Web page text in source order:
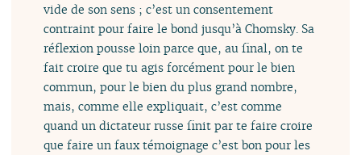
vide de son sens ; c’est un consentement
contraint pour faire le bond jusqu’à Chomsky. Sa
réflexion pousse loin parce que, au final, on te
fait croire que tu agis forcément pour le bien
commun, pour le bien du plus grand nombre,
mais, comme elle expliquait, c’est comme
quand un dictateur russe finit par te faire croire
que faire un faux témoignage c’est bon pour les